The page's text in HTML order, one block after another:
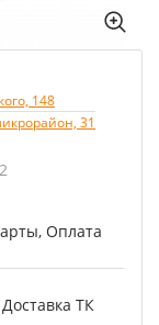
148
31
Оплата
ТК